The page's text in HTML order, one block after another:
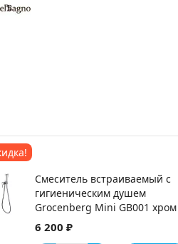
Смеситель встраиваемый с
гигиеническим душем
Grocenberg Mini GB001 хром
6 200 ₽